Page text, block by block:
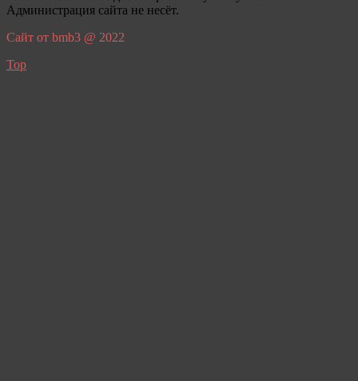
Администрация сайта не несёт.
Сайт от bmb3 @ 2022
Top